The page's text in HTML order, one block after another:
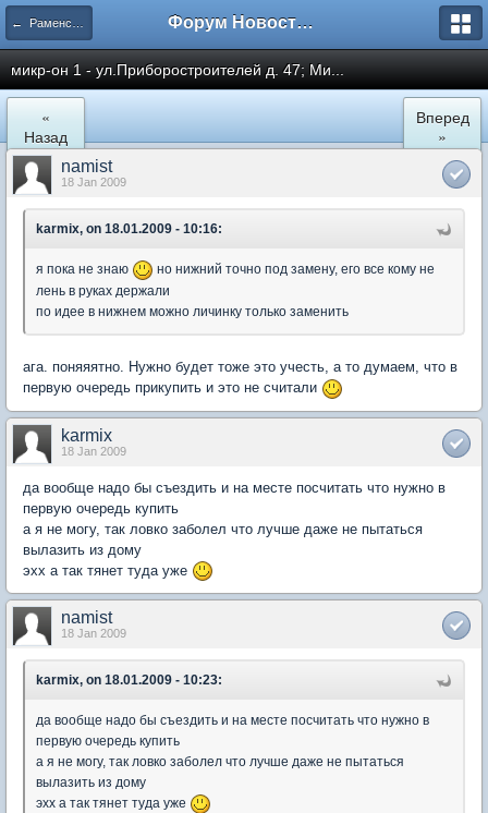
← Раменское Форум Новостройки
микр-он 1 - ул.Приборостроителей д. 47; Ми...
«
Назад
Вперед
»
namist
18 Jan 2009
karmix, on 18.01.2009 - 10:16:
я пока не знаю
но нижний точно под замену, его все кому не
лень в руках держали
по идее в нижнем можно личинку только заменить
ага. поняяятно. Нужно будет тоже это учесть, а то думаем, что в
первую очередь прикупить и это не считали
karmix
18 Jan 2009
да вообще надо бы съездить и на месте посчитать что нужно в
первую очередь купить
а я не могу, так ловко заболел что лучше даже не пытаться
вылазить из дому
эхх а так тянет туда уже
namist
18 Jan 2009
karmix, on 18.01.2009 - 10:23:
да вообще надо бы съездить и на месте посчитать что нужно в
первую очередь купить
а я не могу, так ловко заболел что лучше даже не пытаться
вылазить из дому
эхх а так тянет туда уже